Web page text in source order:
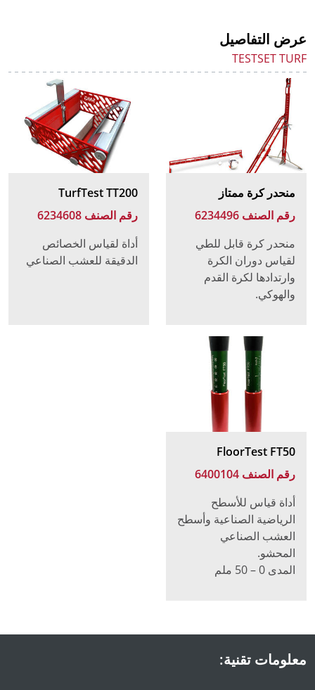
عرض التفاصيل
TESTSET TURF
منحدر كرة ممتاز
رقم الصنف 6234496
منحدر كرة قابل للطي
لقياس دوران الكرة
وارتدادها لكرة القدم
والهوكي.
TurfTest TT200
رقم الصنف 6234608
أداة لقياس الخصائص
الدقيقة للعشب الصناعي
FloorTest FT50
رقم الصنف 6400104
أداة قياس للأسطح
الرياضية الصناعية وأسطح
العشب الصناعي
المحشو.
المدى 0 – 50 ملم
معلومات تقنية: